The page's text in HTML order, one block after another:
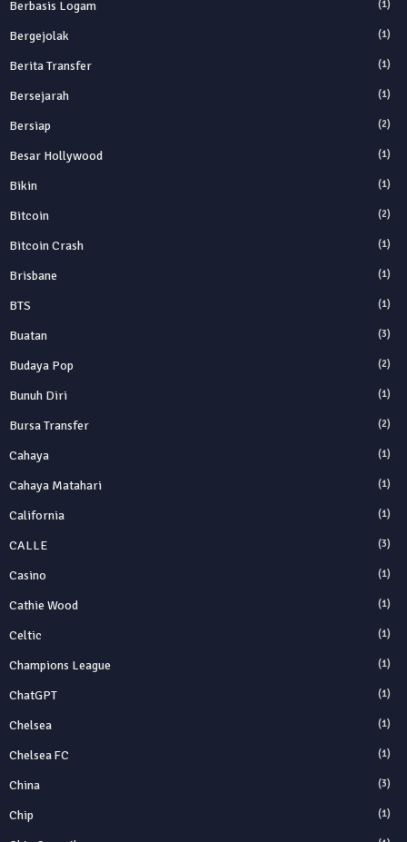
Berbasis Logam (1)
Bergejolak (1)
Berita Transfer (1)
Bersejarah (1)
Bersiap (2)
Besar Hollywood (1)
Bikin (1)
Bitcoin (2)
Bitcoin Crash (1)
Brisbane (1)
BTS (1)
Buatan (3)
Budaya Pop (2)
Bunuh Diri (1)
Bursa Transfer (2)
Cahaya (1)
Cahaya Matahari (1)
California (1)
CALLE (3)
Casino (1)
Cathie Wood (1)
Celtic (1)
Champions League (1)
ChatGPT (1)
Chelsea (1)
Chelsea FC (1)
China (3)
Chip (1)